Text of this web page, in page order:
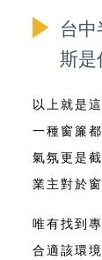
台
斯是
以上就是
一種窗簾
氣氛更是
業主對於
唯有找到
合適該環